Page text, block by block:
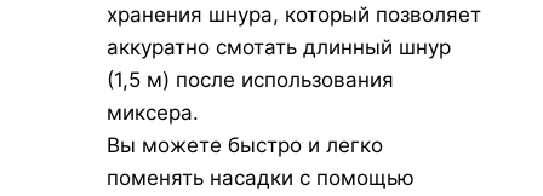
хранения шнура, который позволяет
аккуратно смотать длинный шнур
(1,5 м) после использования
миксера.
Вы можете быстро и легко
поменять насадки с помощью